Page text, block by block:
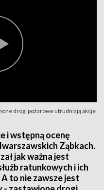
drogi pożarowe utrudniają akcje
i wstępną ocenę
Ząbkach.
jak ważna jest
ratunkowych i ich
to nie zawsze jest